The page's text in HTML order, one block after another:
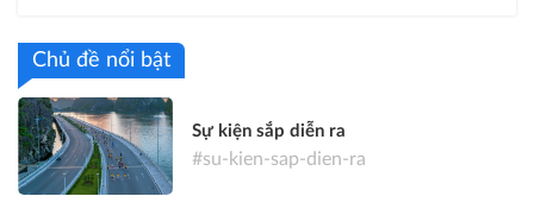
Chủ đề nổi bật
Sự kiện sắp diễn ra
#su-kien-sap-dien-ra